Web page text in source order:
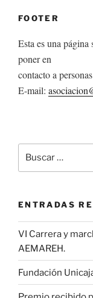
FOOTER
Esta es una
poner en
contacto a
E-mail:
por:
ENTRADAS
VI Carrera y
AEMAREH.
Fundación